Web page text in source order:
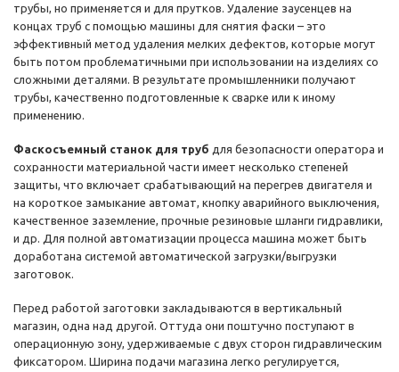
трубы, но применяется и для прутков. Удаление заусенцев на
концах труб с помощью машины для снятия фаски – это
эффективный метод удаления мелких дефектов, которые могут
быть потом проблематичными при использовании на изделиях со
сложными деталями. В результате промышленники получают
трубы, качественно подготовленные к сварке или к иному
применению.
Фаскосъемный станок для труб для безопасности оператора и
сохранности материальной части имеет несколько степеней
защиты, что включает срабатывающий на перегрев двигателя и
на короткое замыкание автомат, кнопку аварийного выключения,
качественное заземление, прочные резиновые шланги гидравлики,
и др. Для полной автоматизации процесса машина может быть
доработана системой автоматической загрузки/выгрузки
заготовок.
Перед работой заготовки закладываются в вертикальный
магазин, одна над другой. Оттуда они поштучно поступают в
операционную зону, удерживаемые с двух сторон гидравлическим
фиксатором. Ширина подачи магазина легко регулируется,